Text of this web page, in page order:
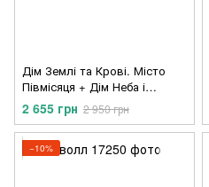
Дім Землі та Крові. Місто
Півмісяця + Дім Неба і
Подиху. Місто Півмісяця +
Дім Полум’я та Тіні
2 655 грн 2 950 грн
−10%